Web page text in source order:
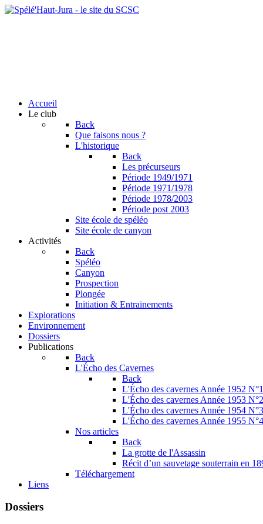
Accueil
Le club
Back
Que faisons nous ?
L'historique
Back
Les précurseurs
Période 1949/1971
Période 1971/1978
Période 1978/2003
Période post 2003
Site école de spéléo
Site école de canyon
Activités
Back
Spéléo
Canyon
Prospection
Plongée
Initiation & Entrainements
Explorations
Environnement
Dossiers
Publications
Back
L'Écho des Cavernes
Back
L'Écho des cavernes Année 1952 N°1
L'Écho des cavernes Année 1953 N°2
L'Écho des cavernes Année 1954 N°3
L'Écho des cavernes Année 1955 N°4
Nos articles
Back
La grotte de l'Assassin
Récit d’un sauvetage souterrain en
Téléchargement
Liens
Dossiers